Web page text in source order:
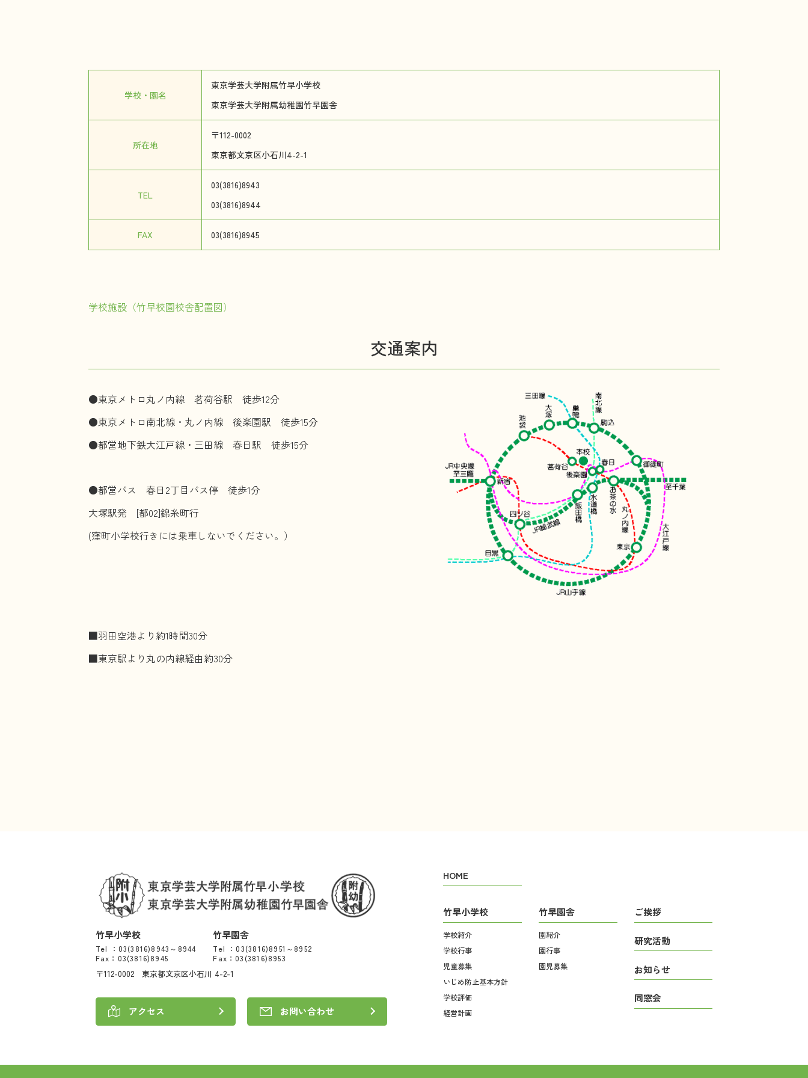
学校・園名
東京学芸大学附属竹早小学校
東京学芸大学附属幼稚園竹早園舎
所在地
〒112-0002
東京都文京区小石川4-2-1
TEL
03(3816)8943
03(3816)8944
FAX 03(3816)8945
学校施設（竹早校園校舎配置図）
交通案内
●東京メトロ丸ノ内線 茗荷谷駅 徒歩12分
●東京メトロ南北線・丸ノ内線 後楽園駅 徒歩15分
●都営地下鉄大江戸線・三田線 春日駅 徒歩15分
●都営バス 春日2丁目バス停 徒歩1分
大塚駅発 [都02]錦糸町行
(窪町小学校行きには乗車しないでください。）
■羽田空港より約1時間30分
■東京駅より丸の内線経由約30分
竹早小学校
Tel ：03(3816)8943～8944
Fax：03(3816)8945
竹早園舎
Tel ：03(3816)8951～8952
Fax：03(3816)8953
〒112-0002 東京都文京区小石川 4-2-1
アクセス お問い合わせ
HOME
竹早小学校
学校紹介
学校行事
児童募集
いじめ防止基本方針
学校評価
経営計画
竹早園舎
園紹介
園行事
園児募集
ご挨拶
研究活動
お知らせ
同窓会